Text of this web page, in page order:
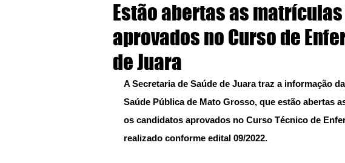
Estão abertas as
aprovados no Curso de
de Juara
A Secretaria de Saúde de Juara traz a informação
Saúde Pública de Mato Grosso, que estão abertas
os candidatos aprovados no Curso Técnico de
realizado conforme edital 09/2022.